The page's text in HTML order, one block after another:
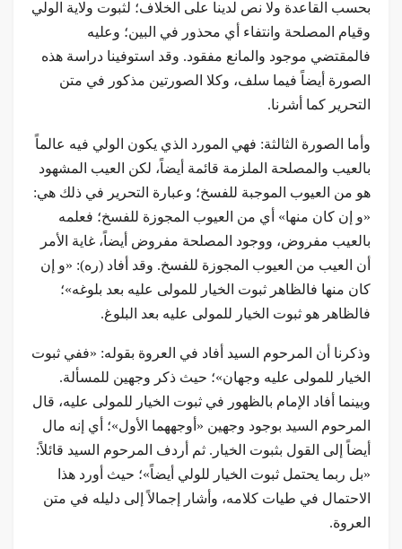
بحسب القاعدة ولا نص لدينا على الخلاف؛ لثبوت ولاية الولي
وقيام المصلحة وانتفاء أي محذور في البين؛ وعليه
فالمقتضي موجود والمانع مفقود. وقد استوفينا دراسة هذه
الصورة أيضاً فيما سلف، وكلا الصورتين مذكور في متن
التحرير كما أشرنا.
وأما الصورة الثالثة: فهي المورد الذي يكون الولي فيه عالماً
بالعيب والمصلحة الملزمة قائمة أيضاً، لكن العيب المشهود
هو من العيوب الموجبة للفسخ؛ وعبارة التحرير في ذلك هي:
«و إن كان منها» أي من العيوب المجوزة للفسخ؛ فعلمه
بالعيب مفروض، ووجود المصلحة مفروض أيضاً، غاية الأمر
أن العيب من العيوب المجوزة للفسخ. وقد أفاد (ره): «و إن
كان منها فالظاهر ثبوت الخيار للمولى عليه بعد بلوغه»؛
فالظاهر هو ثبوت الخيار للمولى عليه بعد البلوغ.
وذكرنا أن المرحوم السيد أفاد في العروة بقوله: «ففي ثبوت
الخيار للمولى عليه وجهان»؛ حيث ذكر وجهين للمسألة.
وبينما أفاد الإمام بالظهور في ثبوت الخيار للمولى عليه، قال
المرحوم السيد بوجود وجهين «أوجههما الأول»؛ أي إنه مال
أيضاً إلى القول بثبوت الخيار. ثم أردف المرحوم السيد قائلاً:
«بل ربما يحتمل ثبوت الخيار للولي أيضاً»؛ حيث أورد هذا
الاحتمال في طيات كلامه، وأشار إجمالاً إلى دليله في متن
العروة.